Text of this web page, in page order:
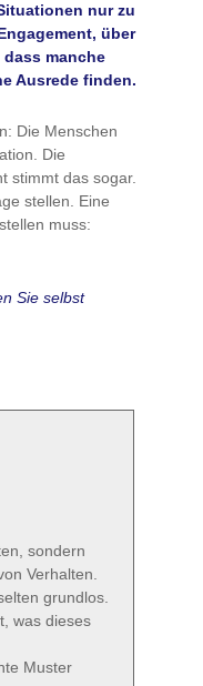
nur zu
über
manche
Ausrede finden.
Die Menschen
Die
stimmt das sogar.
stellen. Eine
muss:
Sie selbst
sondern
Verhalten.
grundlos.
was dieses
Muster